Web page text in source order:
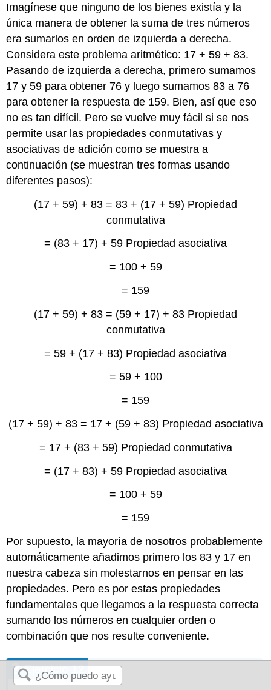
Imagínese que ninguno de los bienes existía y la
única manera de obtener la suma de tres números
era sumarlos en orden de izquierda a derecha.
Considera este problema aritmético: 17 + 59 + 83.
Pasando de izquierda a derecha, primero sumamos
17 y 59 para obtener 76 y luego sumamos 83 a 76
para obtener la respuesta de 159. Bien, así que eso
no es tan difícil. Pero se vuelve muy fácil si se nos
permite usar las propiedades conmutativas y
asociativas de adición como se muestra a
continuación (se muestran tres formas usando
diferentes pasos):
(17 + 59) + 83 = 83 + (17 + 59) Propiedad
conmutativa
= (83 + 17) + 59 Propiedad asociativa
= 100 + 59
= 159
(17 + 59) + 83 = (59 + 17) + 83 Propiedad
conmutativa
= 59 + (17 + 83) Propiedad asociativa
= 59 + 100
= 159
(17 + 59) + 83 = 17 + (59 + 83) Propiedad asociativa
= 17 + (83 + 59) Propiedad conmutativa
= (17 + 83) + 59 Propiedad asociativa
= 100 + 59
= 159
Por supuesto, la mayoría de nosotros probablemente
automáticamente añadimos primero los 83 y 17 en
nuestra cabeza sin molestarnos en pensar en las
propiedades. Pero es por estas propiedades
fundamentales que llegamos a la respuesta correcta
sumando los números en cualquier orden o
combinación que nos resulte conveniente.
Ejercicio 12